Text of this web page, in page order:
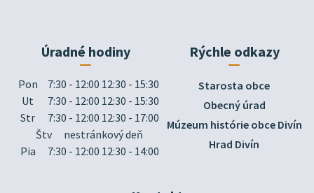
Úradné hodiny
Pon
7:30 - 12:00 12:30 - 15:30
Ut
7:30 - 12:00 12:30 - 15:30
Str
7:30 - 12:00 12:30 - 17:00
Štv
nestránkový deň
Pia
7:30 - 12:00 12:30 - 14:00
Rýchle odkazy
Starosta obce
Obecný úrad
Múzeum histórie obce Divín
Hrad Divín